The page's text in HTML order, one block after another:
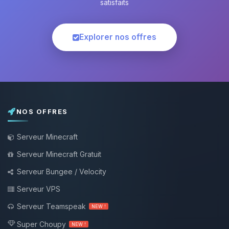
satisfaits
Explorer nos offres
NOS OFFRES
Serveur Minecraft
Serveur Minecraft Gratuit
Serveur Bungee / Velocity
Serveur VPS
Serveur Teamspeak
NEW !
Super Choupy NEW !